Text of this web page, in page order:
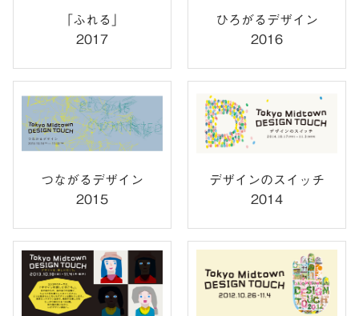
「ふれる」
2017
ひろがるデザイン
2016
つながるデザイン
2015
デザインのスイッチ
2014